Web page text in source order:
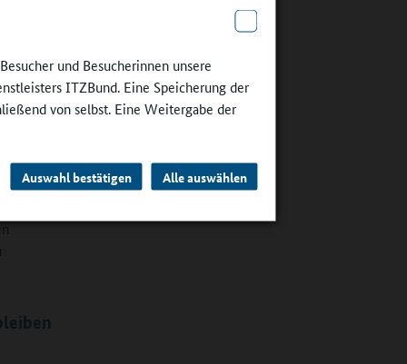
und Besucherinnen unsere
ITZBund. Eine Speicherung der
von selbst. Eine Weitergabe der
Auswahl bestätigen Alle auswählen
die
für